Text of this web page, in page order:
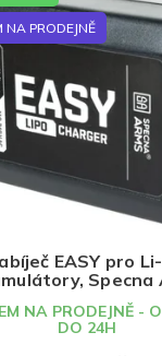
NA PRODEJNĚ
EASY pro
Specna
NA PRODEJNĚ -
DO 24H